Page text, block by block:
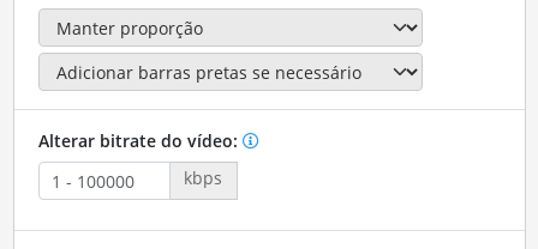
Alterar bitrate do vídeo:
kbps